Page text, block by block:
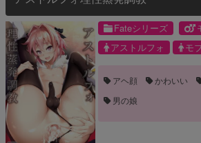
Fateシリーズ
アストルフォ
モ
アヘ顔 かわいい
男の娘